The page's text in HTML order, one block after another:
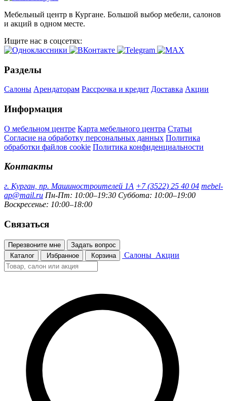
Мебельный центр в Кургане. Большой выбор мебели, салонов
и акций в одном месте.
Ищите нас в соцсетях:
Разделы
Салоны Арендаторам Рассрочка и кредит Доставка Акции
Информация
О мебельном центре Карта мебельного центра Статьи
Согласие на обработку персональных данных Политика
обработки файлов cookie Политика конфиденциальности
Контакты
г. Курган, пр. Машиностроителей 1А +7 (3522) 25 40 04 mebel-
ap@mail.ru Пн-Пт: 10:00–19:30 Суббота: 10:00–19:00
Воскресенье: 10:00–18:00
Связаться
Перезвоните мне
Задать вопрос
Каталог
Избранное Корзина Салоны Акции